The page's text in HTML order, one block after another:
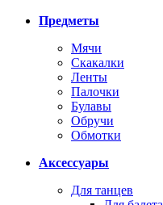
Предметы
Мячи
Скакалки
Ленты
Палочки
Булавы
Обручи
Обмотки
Аксессуары
Для танцев